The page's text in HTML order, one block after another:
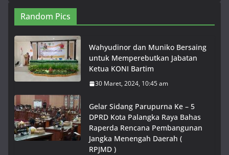
Random Pics
Wahyudinor dan Muniko Bersaing
untuk Memperebutkan Jabatan
Ketua KONI Bartim
30 Maret, 2024, 10:45 am
Gelar Sidang Parupurna Ke – 5
DPRD Kota Palangka Raya Bahas
Raperda Rencana Pembangunan
Jangka Menengah Daerah (
RPJMD )